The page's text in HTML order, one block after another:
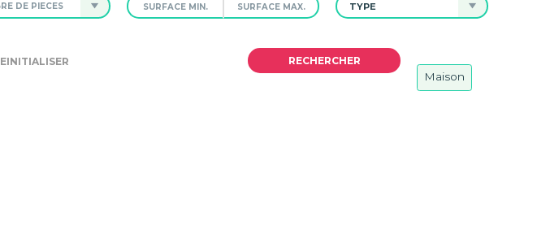
DE PIÈCES TYPE
Maison